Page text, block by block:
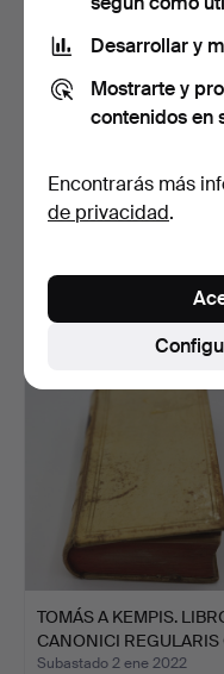
LE SPECTACLE DE LA
70 USD
TOMÁS A KEMPIS.
CANONICI REGULARIS
Subastado 2 ene 2022
Desarrollar y
Mostrarte y
contenidos en
Encontrarás más
de privacidad.